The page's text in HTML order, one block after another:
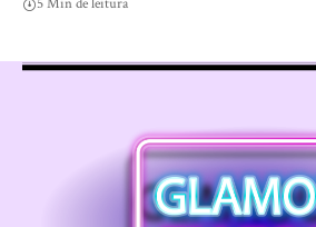
5 Min de leitura